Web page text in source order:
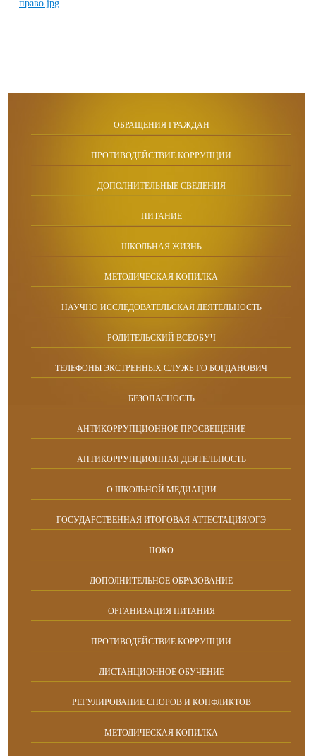
ОБРАЩЕНИЯ ГРАЖДАН
ПРОТИВОДЕЙСТВИЕ КОРРУПЦИИ
ДОПОЛНИТЕЛЬНЫЕ СВЕДЕНИЯ
ПИТАНИЕ
ШКОЛЬНАЯ ЖИЗНЬ
МЕТОДИЧЕСКАЯ КОПИЛКА
НАУЧНО ИССЛЕДОВАТЕЛЬСКАЯ ДЕЯТЕЛЬНОСТЬ
РОДИТЕЛЬСКИЙ ВСЕОБУЧ
ТЕЛЕФОНЫ ЭКСТРЕННЫХ СЛУЖБ ГО БОГДАНОВИЧ
БЕЗОПАСНОСТЬ
АНТИКОРРУПЦИОННОЕ ПРОСВЕЩЕНИЕ
АНТИКОРРУПЦИОННАЯ ДЕЯТЕЛЬНОСТЬ
О ШКОЛЬНОЙ МЕДИАЦИИ
ГОСУДАРСТВЕННАЯ ИТОГОВАЯ АТТЕСТАЦИЯ/ОГЭ
НОКО
ДОПОЛНИТЕЛЬНОЕ ОБРАЗОВАНИЕ
ОРГАНИЗАЦИЯ ПИТАНИЯ
ПРОТИВОДЕЙСТВИЕ КОРРУПЦИИ
ДИСТАНЦИОННОЕ ОБУЧЕНИЕ
РЕГУЛИРОВАНИЕ СПОРОВ И КОНФЛИКТОВ
МЕТОДИЧЕСКАЯ КОПИЛКА